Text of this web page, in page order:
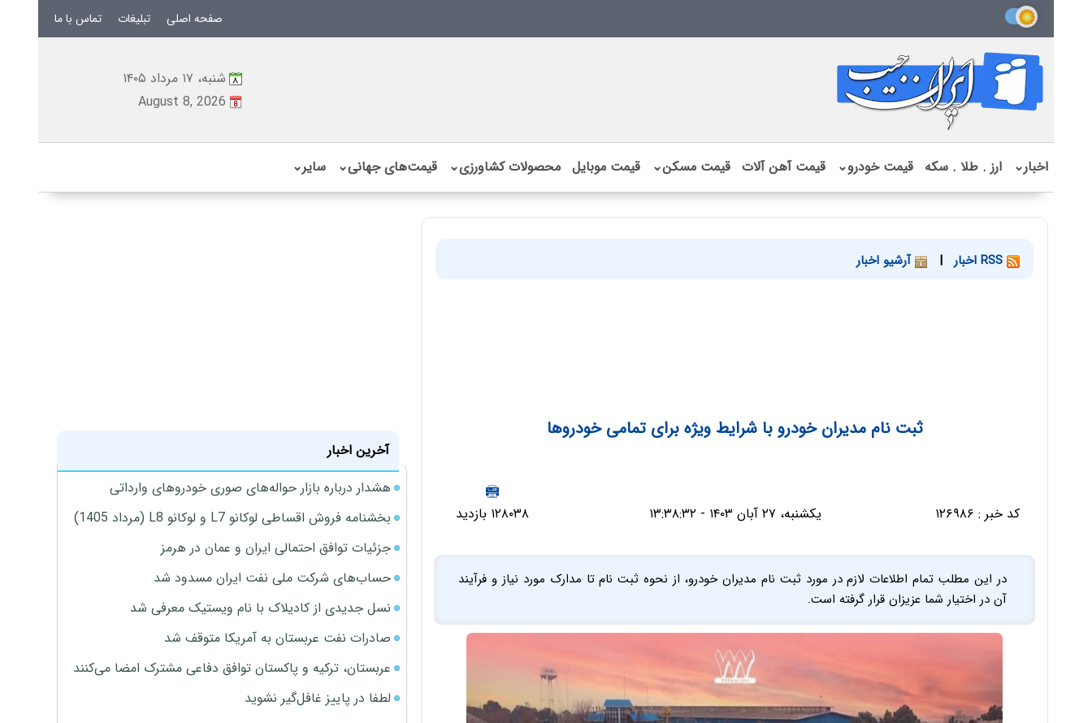
صفحه اصلی تبلیغات تماس با ما
شنبه، ۱۷ مرداد ۱۴۰۵
August 8, 2026
اخبار⌄ ارز . طلا . سکه قیمت خودرو⌄ قیمت آهن آلات قیمت مسکن⌄ قیمت موبایل محصولات کشاورزی⌄ قیمت‌های جهانی⌄ سایر⌄
| آرشیو اخبار
ثبت نام مدیران خودرو با شرایط ویژه برای تمامی خودروها
کد خبر : ۱۲۶۹۸۶ یکشنبه، ۲۷ آبان ۱۴۰۳ - ۱۳:۳۸:۳۲ ۱۲۸۰۳۸ بازدید
در این مطلب تمام اطلاعات لازم در مورد ثبت نام مدیران خودرو، از نحوه ثبت نام تا مدارک مورد نیاز و فرآیند
آن در اختیار شما عزیزان قرار گرفته است.
آخرین اخبار
هشدار درباره بازار حواله‌های صوری خودروهای وارداتی
بخشنامه فروش اقساطی لوکانو L7 و لوکانو L8 (مرداد 1405)
جزئیات توافق احتمالی ایران و عمان در هرمز
حساب‌های شرکت ملی نفت ایران مسدود شد
نسل جدیدی از کادیلاک با نام ویستیک معرفی شد
صادرات نفت عربستان به آمریکا متوقف شد
عربستان، ترکیه و پاکستان توافق دفاعی مشترک امضا می‌کنند
لطفا در پاییز غافل‌گیر نشوید